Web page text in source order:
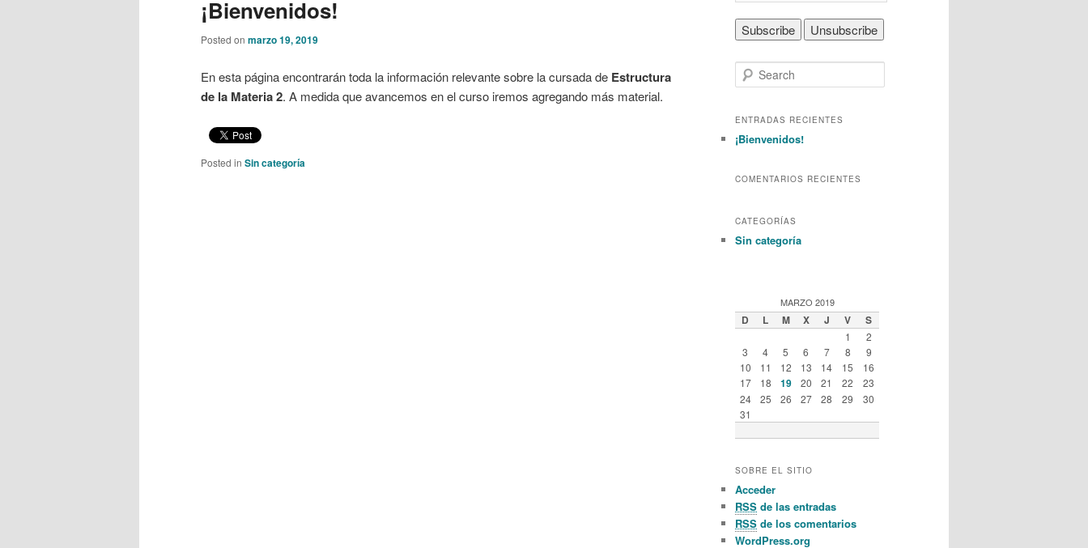
content
content
¡Bienvenidos!
Posted on marzo 19, 2019
En esta página encontrarán toda la información relevante sobre la cursada de Estructura
de la Materia 2. A medida que avancemos en el curso iremos agregando más material.
Posted in Sin categoría
e
r
h
ENTRADAS RECIENTES
¡Bienvenidos!
COMENTARIOS RECIENTES
CATEGORÍAS
Sin categoría
MARZO 2019
D L M X J V S
1
2
3
4 5 6 7 8
9
10
11 12 13 14 15
16
17
18 19 20 21 22
23
24
25 26 27 28 29
30
31
SOBRE EL SITIO
Acceder
RSS de las entradas
RSS de los comentarios
WordPress.org